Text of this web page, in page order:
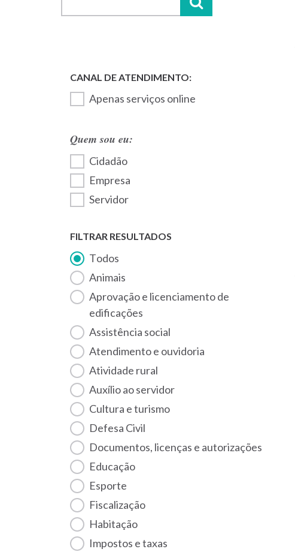
Apenas serviços online
Quem sou eu:
Cidadão
Empresa
Servidor
FILTRAR RESULTADOS
Todos
Animais
Aprovação e licenciamento de
edificações
Assistência social
Atendimento e ouvidoria
Atividade rural
Auxílio ao servidor
Cultura e turismo
Defesa Civil
Documentos, licenças e autorizações
Educação
Esporte
Fiscalização
habitação
Impostos e taxas